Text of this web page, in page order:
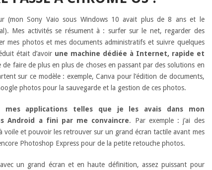
(mon Sony Vaio sous Windows 10 avait plus de 8 ans et le
Mes activités se résument à : surfer sur le net, regarder des
mes photos et mes documents administratifs et suivre quelques
était d’avoir une machine dédiée à Internet, rapide et
de faire de plus en plus de choses en passant par des solutions en
sur ce modèle : exemple, Canva pour l’édition de documents,
photos pour la sauvegarde et la gestion de ces photos.
mes applications telles que je les avais dans mon
Android a fini par me convaincre. Par exemple : j’ai des
voile et pouvoir les retrouver sur un grand écran tactile avant mes
Photoshop Express pour de la petite retouche photos.
un grand écran et en haute définition, assez puissant pour